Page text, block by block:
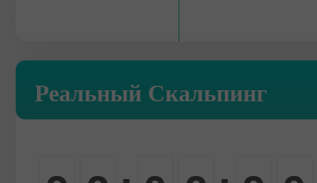
Реальный Скальпинг